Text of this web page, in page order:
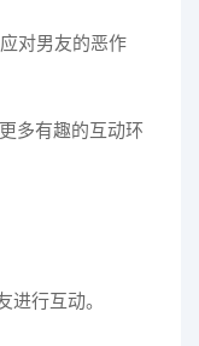
对男友的恶作
多有趣的互动环
进行互动。